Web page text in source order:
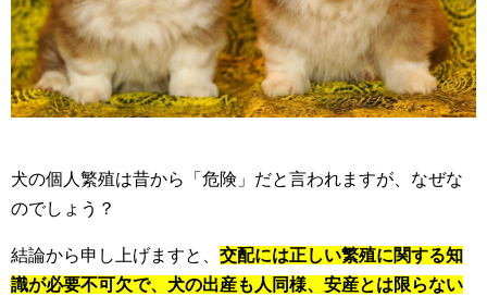
犬の個人繁殖は昔から「危険」だと言われますが、なぜな
のでしょう？
結論から申し上げますと、 交配には正しい繁殖に関する知
識が必要不可欠で、犬の出産も人同様、安産とは限らない